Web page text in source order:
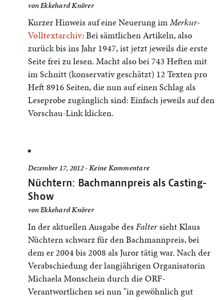
vonEkkehard Knörer
Kurzer Hinweis auf eine Neuerung imMerkur-
Volltextarchiv: Bei sämtlichen Artikeln, also
zurück bis ins Jahr 1947, ist jetzt jeweils die erste
Seite frei zu lesen. Macht also bei 743 Heften mit
im Schnitt (konservativ geschätzt) 12 Texten pro
Heft 8916 Seiten, die nun auf einen Schlag als
Leseprobe zugänglich sind: Einfach jeweils auf den
Vorschau-Link klicken.
Dezember 17, 2012 -Keine Kommentare
Nüchtern: Bachmannpreis als Casting-
Show
vonEkkehard Knörer
In der aktuellen Ausgabe des Faltersieht Klaus
Nüchtern schwarz für den Bachmannpreis, bei
dem er 2004 bis 2008 als Juror tätig war. Nach der
Verabschiedung der langjährigen Organisatorin
Michaela Monschein durch die ORF-
Verantwortlichen sei nun "in gewöhnlich gut